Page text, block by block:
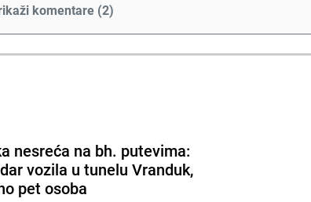
komentare (2)
nesreća na bh. putevima:
vozila u tunelu Vranduk,
pet osoba